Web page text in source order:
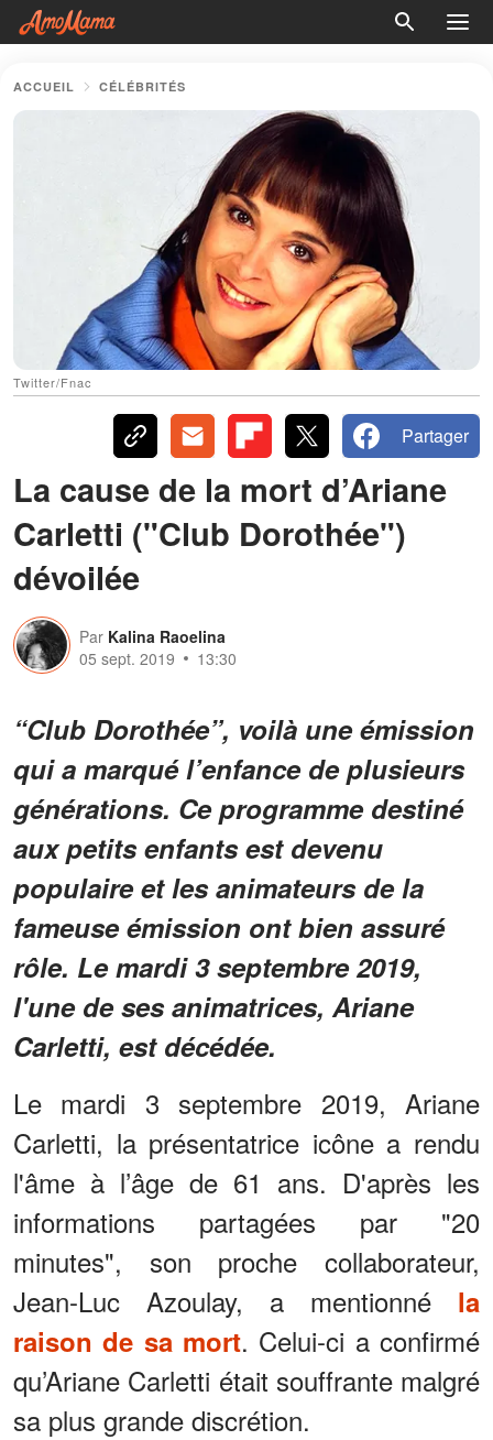
ACCUEIL CÉLÉBRITÉS
Twitter/Fnac
Partager
La cause de la mort d’Ariane
Carletti ("Club Dorothée")
dévoilée
Par Kalina Raoelina
05 sept. 2019
13:30
“Club Dorothée”, voilà une émission
qui a marqué l’enfance de plusieurs
générations. Ce programme destiné
aux petits enfants est devenu
populaire et les animateurs de la
fameuse émission ont bien assuré
rôle. Le mardi 3 septembre 2019,
l'une de ses animatrices, Ariane
Carletti, est décédée.
Le mardi 3 septembre 2019, Ariane
Carletti, la présentatrice icône a rendu
l'âme à l’âge de 61 ans. D'après les
informations partagées par "20
minutes", son proche collaborateur,
Jean-Luc Azoulay, a mentionné la
raison de sa mort. Celui-ci a confirmé
qu’Ariane Carletti était souffrante malgré
sa plus grande discrétion.